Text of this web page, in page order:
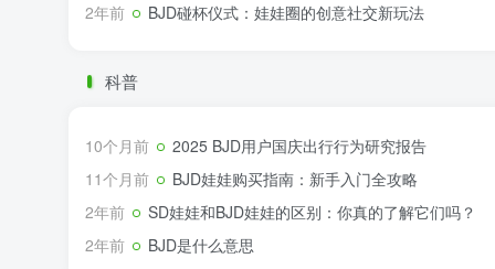
2年前
BJD碰杯仪式：娃娃圈的创意社交新玩法
科普
10个月前
2025 BJD用户国庆出行行为研究报告
11个月前
BJD娃娃购买指南：新手入门全攻略
2年前
SD娃娃和BJD娃娃的区别：你真的了解它们吗？
2年前
BJD是什么意思